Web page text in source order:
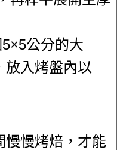
公分的大
放入烤盤內以
慢慢烤焙，才能